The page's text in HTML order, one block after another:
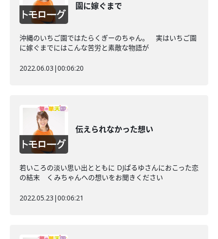
園に嫁ぐまで
沖縄のいちご園ではたらくぎーのちゃん。 実はいちご園
に嫁ぐまでにはこんな苦労と素敵な物語が
2022.06.03 |00:06:20
伝えられなかった想い
若いころの淡い思い出とともに DJぱるゆさんにおこった恋
の結末 くみちゃんへの想いをお聞きください
2022.05.23 |00:06:21